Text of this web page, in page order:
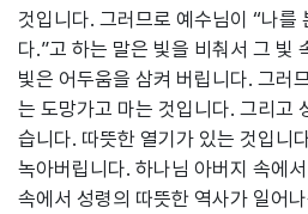
것입니다. 그러므로 예수님이 “나를
다.”고 하는 말은 빛을 비춰서 그 빛
빛은 어두움을 삼켜 버립니다. 그러
는 도망가고 마는 것입니다. 그리고
습니다. 따뜻한 열기가 있는 것입니
녹아버립니다. 하나님 아버지 속에
속에서 성령의 따뜻한 역사가 일어